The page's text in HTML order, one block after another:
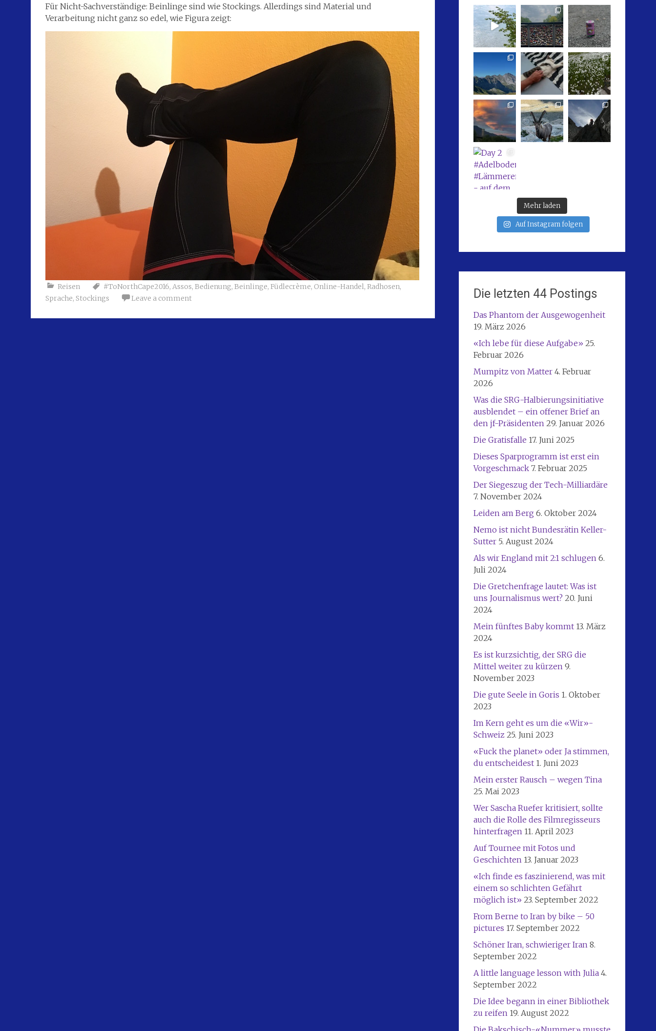
Für Nicht-Sachverständige: Beinlinge sind wie Stockings. Allerdings sind Material und
Verarbeitung nicht ganz so edel, wie Figura zeigt:
Reisen #ToNorthCape2016, Assos, Bedienung, Beinlinge, Füdlecrème, Online-Handel, Radhosen,
Sprache, Stockings Leave a comment
Mehr laden
Auf Instagram folgen
Die letzten 44 Postings
Das Phantom der Ausgewogenheit
19. März 2026
«Ich lebe für diese Aufgabe» 25.
Februar 2026
Mumpitz von Matter 4. Februar
2026
Was die SRG-Halbierungsinitiative
ausblendet – ein offener Brief an
den jf-Präsidenten 29. Januar 2026
Die Gratisfalle 17. Juni 2025
Dieses Sparprogramm ist erst ein
Vorgeschmack 7. Februar 2025
Der Siegeszug der Tech-Milliardäre
7. November 2024
Leiden am Berg 6. Oktober 2024
Nemo ist nicht Bundesrätin Keller-
Sutter 5. August 2024
Als wir England mit 2:1 schlugen 6.
Juli 2024
Die Gretchenfrage lautet: Was ist
uns Journalismus wert? 20. Juni
2024
Mein fünftes Baby kommt 13. März
2024
Es ist kurzsichtig, der SRG die
Mittel weiter zu kürzen 9.
November 2023
Die gute Seele in Goris 1. Oktober
2023
Im Kern geht es um die «Wir»-
Schweiz 25. Juni 2023
«Fuck the planet» oder Ja stimmen,
du entscheidest 1. Juni 2023
Mein erster Rausch – wegen Tina
25. Mai 2023
Wer Sascha Ruefer kritisiert, sollte
auch die Rolle des Filmregisseurs
hinterfragen 11. April 2023
Auf Tournee mit Fotos und
Geschichten 13. Januar 2023
«Ich finde es faszinierend, was mit
einem so schlichten Gefährt
möglich ist» 23. September 2022
From Berne to Iran by bike – 50
pictures 17. September 2022
Schöner Iran, schwieriger Iran 8.
September 2022
A little language lesson with Julia 4.
September 2022
Die Idee begann in einer Bibliothek
zu reifen 19. August 2022